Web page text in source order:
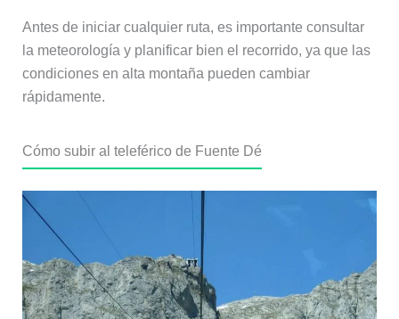
Antes de iniciar cualquier ruta, es importante consultar
la meteorología y planificar bien el recorrido, ya que las
condiciones en alta montaña pueden cambiar
rápidamente.
Cómo subir al teleférico de Fuente Dé